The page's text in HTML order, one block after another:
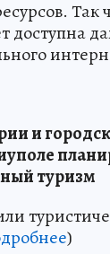
Так
доступна
и
туризм
)